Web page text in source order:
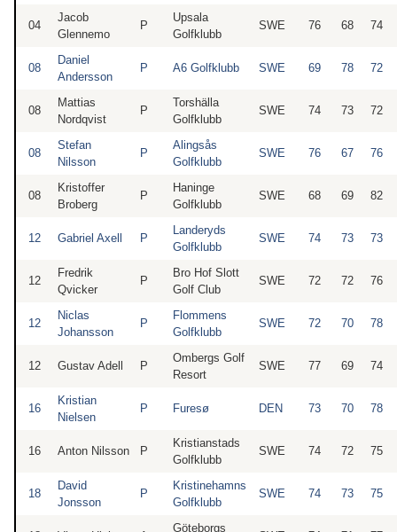
04
Jacob
Glennemo
P
Upsala
Golfklubb
SWE 76 68 74
08
Daniel
Andersson
P A6 Golfklubb SWE 69 78 72
08
Mattias
Nordqvist
P
Torshälla
Golfklubb
SWE 74 73 72
08
Stefan
Nilsson
P
Alingsås
Golfklubb
SWE 76 67 76
08
Kristoffer
Broberg
P
Haninge
Golfklubb
SWE 68 69 82
12 Gabriel Axell P
Landeryds
Golfklubb
SWE 74 73 73
12
Fredrik
Qvicker
P
Bro Hof Slott
Golf Club
SWE 72 72 76
12
Niclas
Johansson
P
Flommens
Golfklubb
SWE 72 70 78
12 Gustav Adell P
Ombergs Golf
Resort
SWE 77 69 74
16
Kristian
Nielsen
P Furesø DEN 73 70 78
16 Anton Nilsson P
Kristianstads
Golfklubb
SWE 74 72 75
18
David
Jonsson
P
Kristinehamns
Golfklubb
SWE 74 73 75
Göteborgs